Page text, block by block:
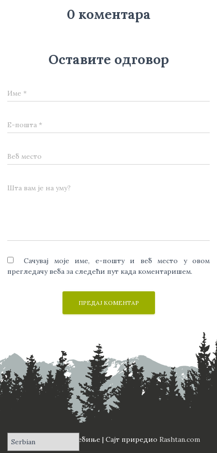
0 коментара
Оставите одговор
Име *
Е-пошта *
Веб место
Шта вам је на уму?
Сачувај моје име, е-пошту и веб место у овом
прегледачу веба за следећи пут када коментаришем.
ПД "Вучји Зуб" Требиње | Сајт приредио Rashtan.com